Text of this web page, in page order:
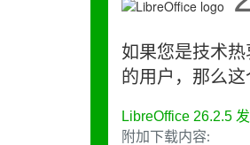
如果您是技术
的用户，那么这
LibreOffice 26.2.5
附加下载内容: